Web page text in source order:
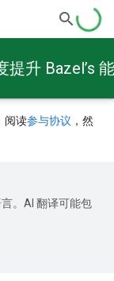
升 Bazel’s
阅读参与协议 ，然
。AI 翻译可能包